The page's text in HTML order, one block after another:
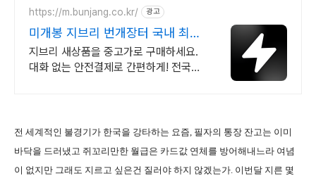
https://m.bunjang.co.kr/ 광고
미개봉 지브리 번개장터 국내 최대
브랜드 중고거래
지브리 새상품을 중고가로 구매하세요.
대화 없는 안전결제로 간편하게! 전국
전 세계적인 불경기가 한국을 강타하는 요즘, 필자의 통장 잔고는 이미
바닥을 드러냈고 쥐꼬리만한 월급은 카드값 연체를 방어해내느라 여념
이 없지만 그래도 지르고 싶은건 질러야 하지 않겠는가. 이번달 지른 몇